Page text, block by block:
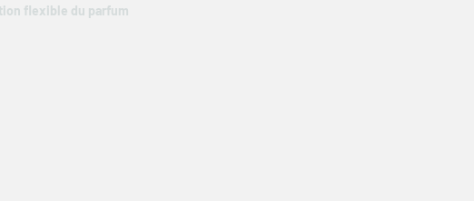
flexible du parfum